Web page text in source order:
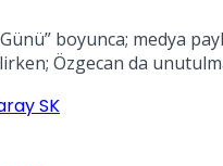
boyunca; medya
Özgecan da
SK